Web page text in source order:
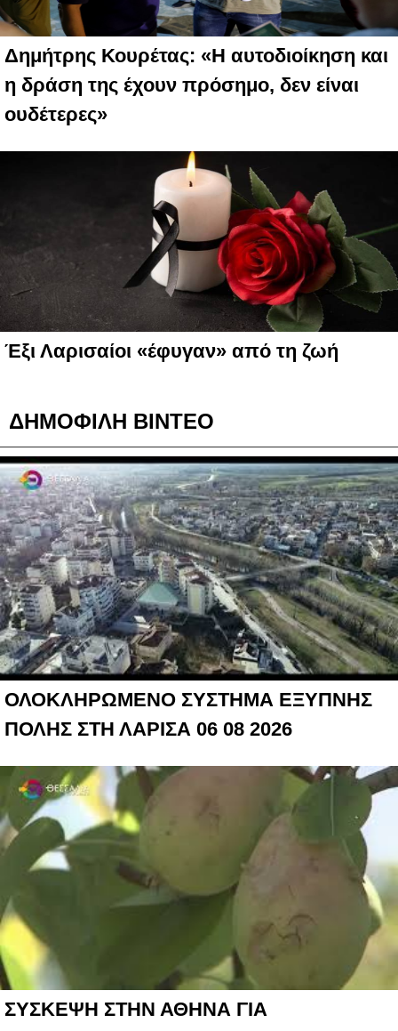
Δημήτρης Κουρέτας: «Η αυτοδιοίκηση και
η δράση της έχουν πρόσημο, δεν είναι
ουδέτερες»
Έξι Λαρισαίοι «έφυγαν» από τη ζωή
ΔΗΜΟΦΙΛΗ ΒΙΝΤΕΟ
ΟΛΟΚΛΗΡΩΜΕΝΟ ΣΥΣΤΗΜΑ ΕΞΥΠΝΗΣ
ΠΟΛΗΣ ΣΤΗ ΛΑΡΙΣΑ 06 08 2026
ΣΥΣΚΕΨΗ ΣΤΗΝ ΑΘΗΝΑ ΓΙΑ